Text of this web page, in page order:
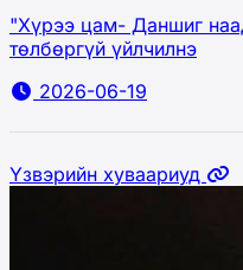
"Хүрээ цам- Даншиг
төлбөргүй үйлчилнэ
2026-06-19
Үзвэрийн хуваариуд